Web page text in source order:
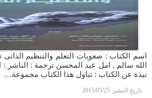
اسم الكتاب : صعوبات التعلم والتنظيم
الله سالم , امل عبد المحسن ترجمة : الناشر :
نبذة عن الكتاب : تناول هذا الكتاب مجموعة…
تاريخ النشر: 2015/05/25